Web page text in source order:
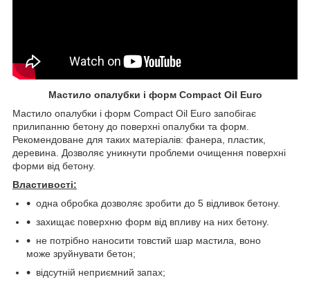
Мастило опалубки і формCompact Oil Euro
Мастило опалубки і форм Compact Oil Euro запобігає
прилипанню бетону до поверхні опалубки та форм.
Рекомендоване для таких матеріалів: фанера, пластик,
деревина. Дозволяє уникнути проблеми очищення поверхні
форми від бетону.
Властивості:
одна обробка дозволяє зробити до 5 відливок бетону.
захищає поверхню форм від впливу на них бетону.
не потрібно наносити товстий шар мастила, воно
може зруйнувати бетон;
відсутній неприємний запах;